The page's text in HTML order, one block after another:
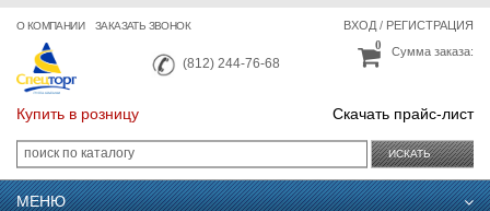
О КОМПАНИИ ЗАКАЗАТЬ ЗВОНОК
(812) 244-76-68
ВХОД/ РЕГИСТРАЦИЯ
Сумма заказа:
0
Купить в розницу Скачать прайс-лист
ИСКАТЬ
МЕНЮ